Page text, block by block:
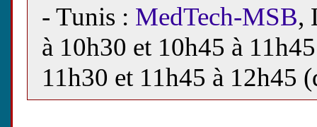
- Tunis : MedTech-MSB,
à 10h30 et 10h45 à
11h30 et 11h45 à 12h45